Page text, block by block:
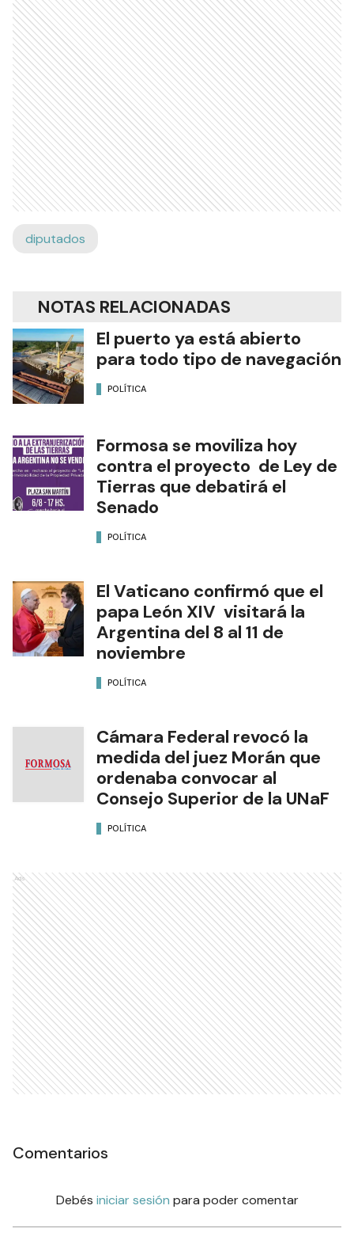
diputados
NOTAS RELACIONADAS
El puerto ya está abierto
para todo tipo de navegación
POLÍTICA
Formosa se moviliza hoy
contra el proyecto de Ley de
Tierras que debatirá el
Senado
POLÍTICA
El Vaticano confirmó que el
papa León XIV visitará la
Argentina del 8 al 11 de
noviembre
POLÍTICA
Cámara Federal revocó la
medida del juez Morán que
ordenaba convocar al
Consejo Superior de la UNaF
POLÍTICA
Ads
Comentarios
Debés iniciar sesión para poder comentar